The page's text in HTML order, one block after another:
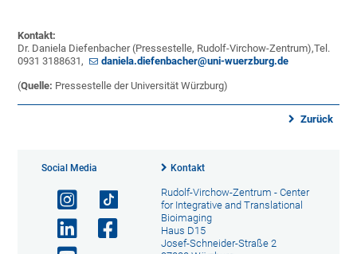
Kontakt:
Dr. Daniela Diefenbacher (Pressestelle, Rudolf-Virchow-Zentrum),Tel.
0931 3188631,
daniela.diefenbacher@uni-wuerzburg.de
(Quelle: Pressestelle der Universität Würzburg)
Zurück
Social Media Kontakt
Rudolf-Virchow-Zentrum - Center
for Integrative and Translational
Bioimaging
Haus D15
Josef-Schneider-Straße 2